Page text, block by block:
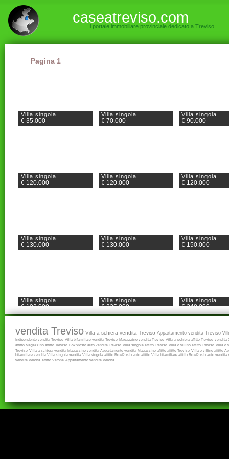
caseatreviso.com
Il portale immobiliare provinciale dedicato a Treviso
Pagina 1
Villa singola
€ 35.000
Villa singola
€ 70.000
Villa singola
€ 90.000
Villa singola
€ 120.000
Villa singola
€ 120.000
Villa singola
€ 120.000
Villa singola
€ 130.000
Villa singola
€ 130.000
Villa singola
€ 150.000
Villa singola
€ 192.000
Villa singola
€ 225.000
Villa singola
€ 248.000
Villa singola Villa singola
vendita Treviso Villa a schiera vendita Treviso Appartamento vendita Treviso
Indipendente vendita Treviso Villa bifamiliare vendita Treviso Magazzino vendita Treviso Villa a schiera affitto Treviso vendita
affitto Magazzino affitto Treviso Box/Posto auto vendita Treviso Villa singola affitto Treviso Villa o villino affitto Treviso Villa o
Treviso Villa a schiera vendita Magazzino vendita Appartamento vendita Magazzino affitto affitto Treviso Villa o villino affitto
bifamiliare vendita Villa singola vendita Villa singola affitto Box/Posto auto affitto Villa bifamiliare affitto Box/Posto auto vendita
vendita Verona affitto Verona Appartamento vendita Verona